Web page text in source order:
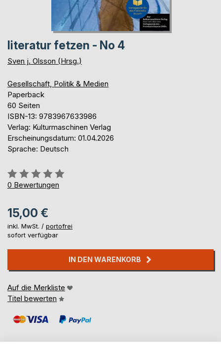
literatur fetzen - No 4
Sven j. Olsson (Hrsg.)
Gesellschaft, Politik & Medien
Paperback
60 Seiten
ISBN-13: 9783967633986
Verlag: Kulturmaschinen Verlag
Erscheinungsdatum: 01.04.2026
Sprache: Deutsch
Bewertung::
0%
0 Bewertungen
15,00 €
inkl. MwSt. / portofrei
sofort verfügbar
IN DEN WARENKORB
Auf die Merkliste
Titel bewerten